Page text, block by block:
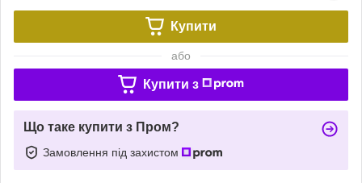
Купити
або
Купити з
Що таке купити з Пром?
Замовлення під захистом